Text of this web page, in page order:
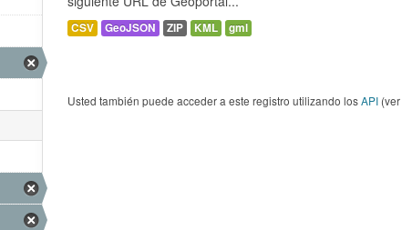
CSV GeoJSON ZIP KML gml
Usted también puede acceder a este registro utilizando losAPI (ver